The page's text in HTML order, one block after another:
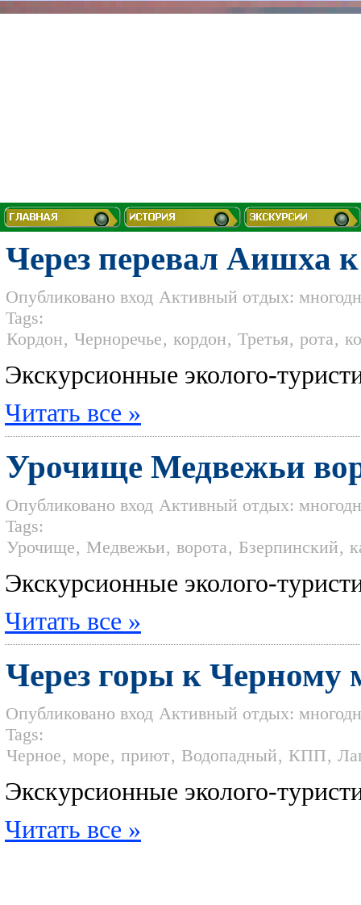
Через перевал Аишха
Опубликовано вход Активный отдых:
Tags:
Кордон, Черноречье, кордон, Третья, рота,
Экскурсионные эколого-
Читать все »
Урочище Медвежьи
Опубликовано вход Активный отдых:
Tags:
Урочище, Медвежьи, ворота, Бзерпинский,
Экскурсионные эколого-
Читать все »
Через горы к Черному
Опубликовано вход Активный отдых:
Tags:
Черное, море, приют, Водопадный, КПП,
Экскурсионные эколого-
Читать все »